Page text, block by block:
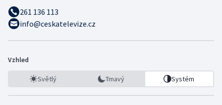
261 136 113
info@ceskatelevize.cz
Vzhled
Světlý Tmavý Systém